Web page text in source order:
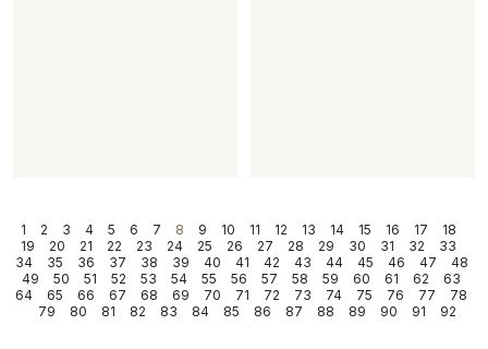
1 2 3 4 5 6 7 8 9 10 11 12 13 14 15 16 17
18
19
20 21 22 23 24 25 26 27 28 29 30 31 32
33
34
35 36 37 38 39 40 41 42 43 44 45 46 47
48
49
50 51 52 53 54 55 56 57 58 59 60 61 62
63
64
65 66 67 68 69 70 71 72 73 74 75 76 77
78
79
80 81 82 83 84 85 86 87 88 89 90 91 92